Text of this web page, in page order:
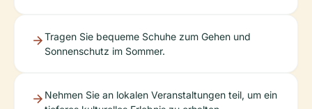
Tragen Sie bequeme Schuhe zum Gehen und
Sonnenschutz im Sommer.
Nehmen Sie an lokalen Veranstaltungen teil, um ein